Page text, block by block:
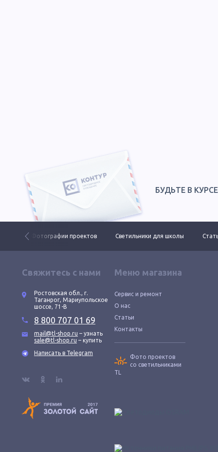
БУДЬТЕ В
Фотографии проектов Светильники для школы
Свяжитесь с нами
Ростовская обл., г.
Таганрог, Мариупольское
шоссе, 71-В
8 800 707 01 69
mail@tl-shop.ru – узнать
sale@tl-shop.ru – купить
Написать в Telegram
Меню магазина
Сервис и ремонт
О нас
Статьи
Контакты
Фото проектов
со светильниками
TL